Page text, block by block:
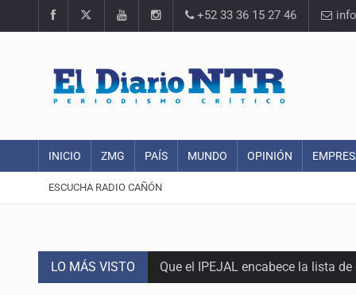
+52 33 36 15 27 46
INICIO ZMG PAÍS MUNDO OPINIÓN
ESCUCHA RADIO CAÑÓN
LO MÁS VISTO Que el IPEJAL encabece la lista